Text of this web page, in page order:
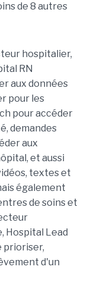
de 8 autres
hospitalier,
RN
aux données
pour les
pour accéder
demandes
aux
et aussi
textes et
également
de soins et
Hospital Lead
prioriser,
d'un